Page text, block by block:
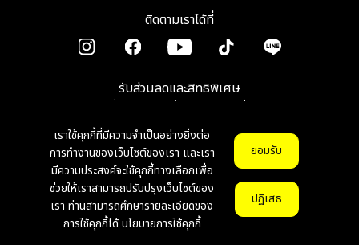
เราใช้คุกกี้ที่มีความจำเป็นอย่างยิ่งต่อ
การทำงานของเว็บไซต์ของเรา และเรา
มีความประสงค์จะใช้คุกกี้ทางเลือกเพื่อ
ช่วยให้เราสามารถปรับปรุงเว็บไซต์ของ
เรา ท่านสามารถศึกษารายละเอียดของ
การใช้คุกกี้ได้นโยบายการใช้คุกกี้
ยอมรับ
ปฏิเสธ
ติดตามเราได้ที่
รับส่วนลดและสิทธิพิเศษ
เมื่อลงทะเบียนรับข่าวสาร รีวิว โปรโมชั่น
© Copyright 2026 munkonggadget. All Right Reserved. v1.1.0